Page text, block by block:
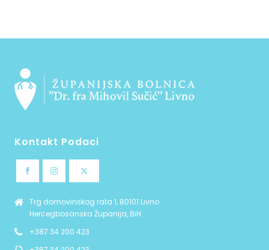
Kontakt Podaci
Trg domovinskog rata 1, 80101 Livno
Hercegbosanska Županija, BiH
+387 34 200 423